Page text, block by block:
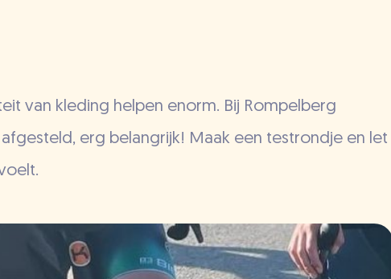
van kleding helpen enorm. Bij Rompelberg
erg belangrijk! Maak een testrondje en let